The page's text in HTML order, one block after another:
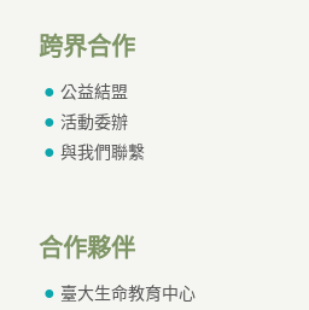
跨界合作
公益結盟
活動委辦
與我們聯繫
合作夥伴
臺大生命教育中心